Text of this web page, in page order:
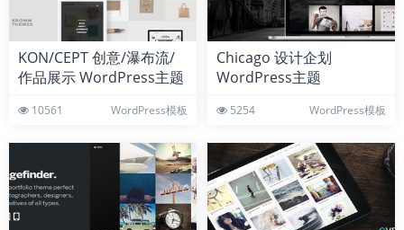
KON/CEPT 创意/瀑布流/
作品展示 WordPress主题
10561 WordPress模板
Chicago 设计企划
WordPress主题
5254 WordPress模板